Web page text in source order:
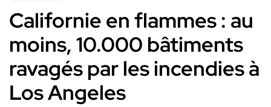
Californie en flammes : au
moins, 10.000 bâtiments
ravagés par les incendies à
Los Angeles